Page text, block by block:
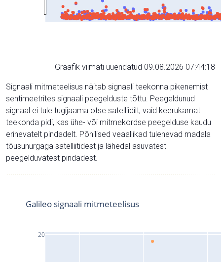
Graafik viimati uuendatud 09.08.2026 07:44:18
Signaali mitmeteelisus näitab signaali teekonna pikenemist
sentimeetrites signaali peegelduste tõttu. Peegeldunud
signaal ei tule tugijaama otse satelliidilt, vaid keerukamat
teekonda pidi, kas ühe- või mitmekordse peegelduse kaudu
erinevatelt pindadelt. Põhilised veaallikad tulenevad madala
tõusunurgaga satelliitidest ja lähedal asuvatest
peegelduvatest pindadest.
20
Galileo signaali mitmeteelisus